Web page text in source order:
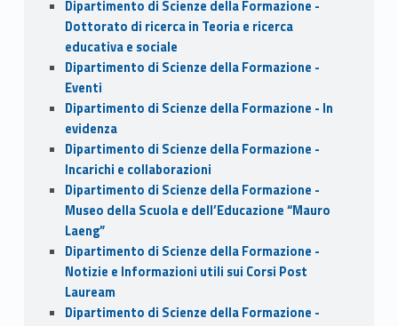
Dipartimento di Scienze della Formazione -
Dottorato di ricerca in Teoria e ricerca
educativa e sociale
Dipartimento di Scienze della Formazione -
Eventi
Dipartimento di Scienze della Formazione - In
evidenza
Dipartimento di Scienze della Formazione -
Incarichi e collaborazioni
Dipartimento di Scienze della Formazione -
Museo della Scuola e dell’Educazione “Mauro
Laeng”
Dipartimento di Scienze della Formazione -
Notizie e Informazioni utili sui Corsi Post
Lauream
Dipartimento di Scienze della Formazione -